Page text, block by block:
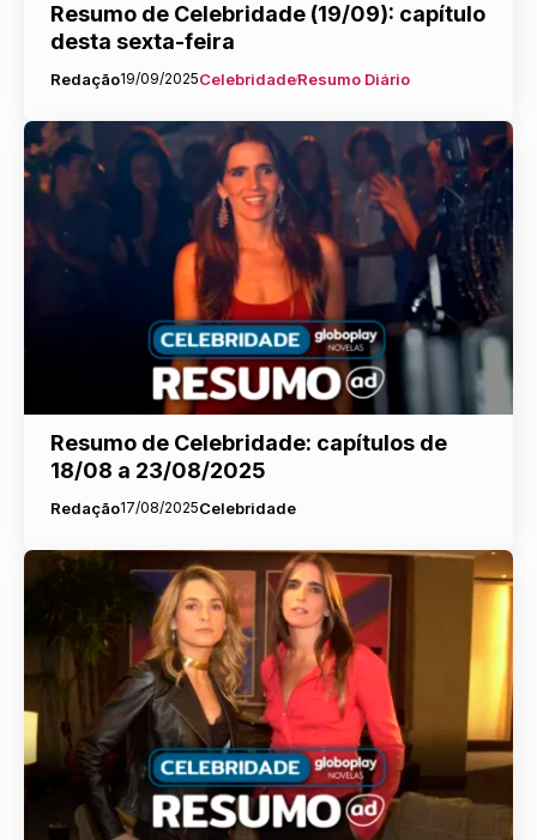
Resumo de Celebridade (19/09): capítulo
desta sexta-feira
Redação19/09/2025CelebridadeResumo Diário
Resumo de Celebridade: capítulos de
18/08 a 23/08/2025
Redação17/08/2025Celebridade